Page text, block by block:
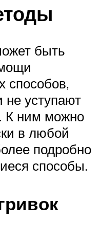
быть
способов,
не уступают
К ним можно
в любой
подробно
способы.